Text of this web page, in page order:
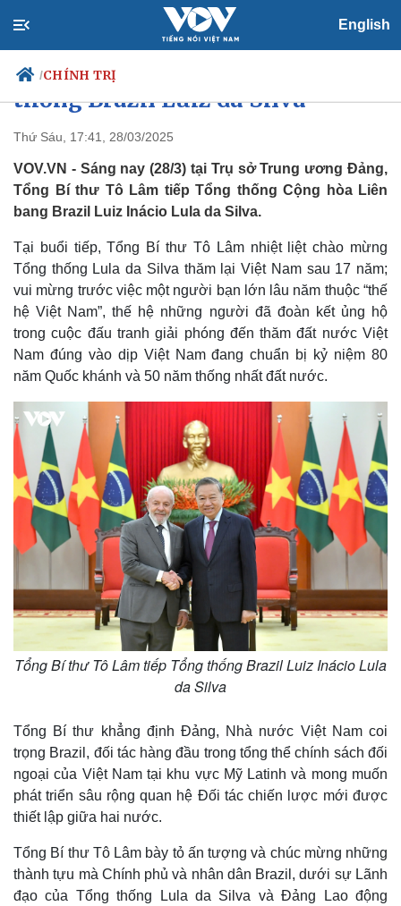
English
/CHÍNH TRỊ
Chính trị
Đảng
Tổ chức nhân sự
Nhận diện sự thật
Xã hội
Tin 24h
Dự báo thời tiết
Dấu ấn VOV
Việc làm
Biển đảo
Tổng Bí thư Tô Lâm tiếp Tổng
thống Brazil Luiz da Silva
Thứ Sáu, 17:41, 28/03/2025
VOV.VN - Sáng nay (28/3) tại Trụ sở Trung ương Đảng,
Tổng Bí thư Tô Lâm tiếp Tổng thống Cộng hòa Liên
bang Brazil Luiz Inácio Lula da Silva.
Tại buổi tiếp, Tổng Bí thư Tô Lâm nhiệt liệt chào mừng
Tổng thống Lula da Silva thăm lại Việt Nam sau 17 năm;
vui mừng trước việc một người bạn lớn lâu năm thuộc “thế
hệ Việt Nam”, thế hệ những người đã đoàn kết ủng hộ
trong cuộc đấu tranh giải phóng đến thăm đất nước Việt
Nam đúng vào dịp Việt Nam đang chuẩn bị kỷ niệm 80
năm Quốc khánh và 50 năm thống nhất đất nước.
Tổng Bí thư Tô Lâm tiếp Tổng thống Brazil Luiz Inácio Lula
da Silva
Tổng Bí thư khẳng định Đảng, Nhà nước Việt Nam coi
trọng Brazil, đối tác hàng đầu trong tổng thể chính sách đối
ngoại của Việt Nam tại khu vực Mỹ Latinh và mong muốn
phát triển sâu rộng quan hệ Đối tác chiến lược mới được
thiết lập giữa hai nước.
Tổng Bí thư Tô Lâm bày tỏ ấn tượng và chúc mừng những
thành tựu mà Chính phủ và nhân dân Brazil, dưới sự Lãnh
đạo của Tổng thống Lula da Silva và Đảng Lao động